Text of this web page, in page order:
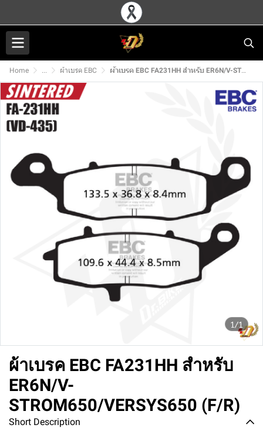
Home ... ผ้าเบรค EBC ผ้าเบรค EBC FA231HH สำหรับ ER6N/V-STROM650/VERSYS650 (F/R)
1/1
ผ้าเบรค EBC FA231HH สำหรับ
ER6N/V-
STROM650/VERSYS650 (F/R)
Short Description